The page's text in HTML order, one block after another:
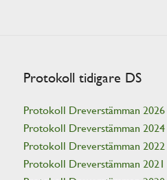
Protokoll tidigare DS
Protokoll Dreverstämman 2026
Protokoll Dreverstämman 2024
Protokoll Dreverstämman 2022
Protokoll Dreverstämman 2021